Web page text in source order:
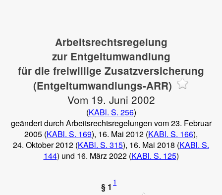
Arbeitsrechtsregelung
zur Entgeltumwandlung
für die freiwillige Zusatzversicherung
(Entgeltumwandlungs-ARR)
Vom 19. Juni 2002
(KABl. S. 256)
geändert durch Arbeitsrechtsregelungen vom 23. Februar
2005 (KABl. S. 169), 16. Mai 2012 (KABl. S. 166),
24. Oktober 2012 (KABl. S. 315), 16. Mai 2018 (KABl. S.
144) und 16. März 2022 (KABl. S. 125)
§ 1 1